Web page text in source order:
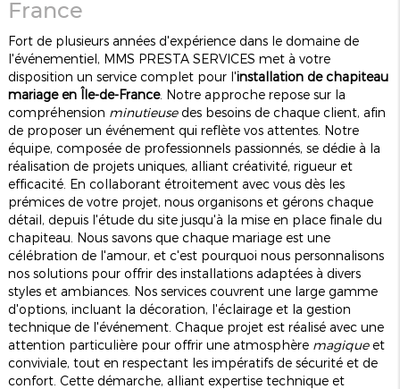
France
Fort de plusieurs années d'expérience dans le domaine de
l'événementiel, MMS PRESTA SERVICES met à votre
disposition un service complet pour l'installation de chapiteau
mariage en Île-de-France. Notre approche repose sur la
compréhension minutieusedes besoins de chaque client, afin
de proposer un événement qui reflète vos attentes. Notre
équipe, composée de professionnels passionnés, se dédie à la
réalisation de projets uniques, alliant créativité, rigueur et
efficacité. En collaborant étroitement avec vous dès les
prémices de votre projet, nous organisons et gérons chaque
détail, depuis l'étude du site jusqu'à la mise en place finale du
chapiteau. Nous savons que chaque mariage est une
célébration de l'amour, et c'est pourquoi nous personnalisons
nos solutions pour offrir des installations adaptées à divers
styles et ambiances. Nos services couvrent une large gamme
d'options, incluant la décoration, l'éclairage et la gestion
technique de l'événement. Chaque projet est réalisé avec une
attention particulière pour offrir une atmosphère magiqueet
conviviale, tout en respectant les impératifs de sécurité et de
confort. Cette démarche, alliant expertise technique et